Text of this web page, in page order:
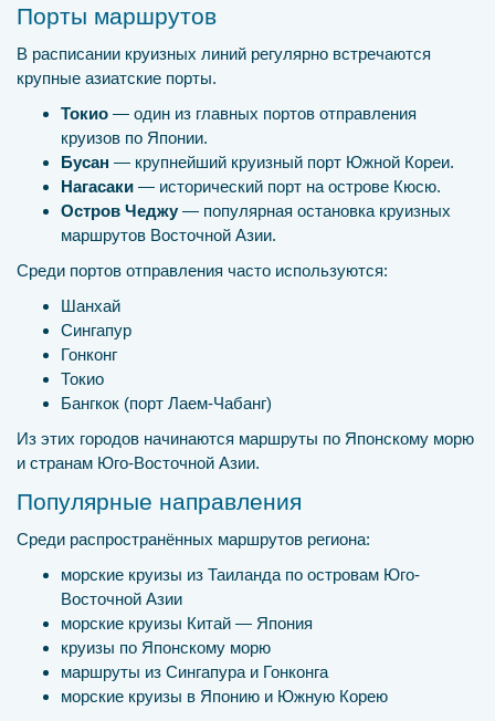
Порты маршрутов
В расписании круизных линий регулярно встречаются
крупные азиатские порты.
Токио — один из главных портов отправления
круизов по Японии.
Бусан — крупнейший круизный порт Южной Кореи.
Нагасаки — исторический порт на острове Кюсю.
Остров Чеджу — популярная остановка круизных
маршрутов Восточной Азии.
Среди портов отправления часто используются:
Шанхай
Сингапур
Гонконг
Токио
Бангкок (порт Лаем-Чабанг)
Из этих городов начинаются маршруты по Японскому морю
и странам Юго-Восточной Азии.
Популярные направления
Среди распространённых маршрутов региона:
морские круизы из Таиланда по островам Юго-
Восточной Азии
морские круизы Китай — Япония
круизы по Японскому морю
маршруты из Сингапура и Гонконга
морские круизы в Японию и Южную Корею